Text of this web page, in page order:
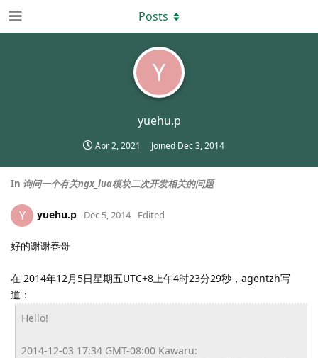
Y
yuehu.p
Apr 2, 2021 Joined Dec 3, 2014
Posts
In 询问一个有关ngx_lua模块二次开发相关的问题
Y yuehu.p Dec 5, 2014 Edited
好的谢谢春哥
在 2014年12月5日星期五UTC+8上午4时23分29秒，agentzh写
道：
Hello!
2014-12-03 17:34 GMT-08:00 Kawaru: